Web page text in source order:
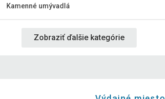
Kamenné umývadlá
Zobraziť ďalšie kategórie